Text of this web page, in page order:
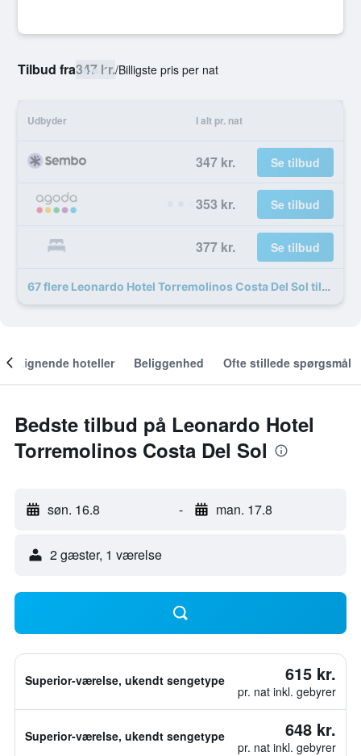
Tilbud fra347 kr./Billigste pris per nat
Udbyder I alt pr. nat
347 kr. Se tilbud
353 kr. Se tilbud
377 kr. Se tilbud
67 flere Leonardo Hotel Torremolinos Costa Del Sol tilbud
Lignende hoteller Beliggenhed Ofte stillede spørgsmål
Bedste tilbud på Leonardo Hotel
Torremolinos Costa Del Sol
søn. 16.8 - man. 17.8
2 gæster, 1 værelse
Superior-værelse, ukendt sengetype 615 kr.
pr. nat inkl. gebyrer
Superior-værelse, ukendt sengetype 648 kr.
pr. nat inkl. gebyrer